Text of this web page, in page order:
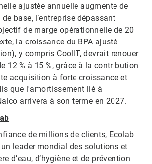
ajustée annuelle augmente de
base, l’entreprise dépassant
de marge opérationnelle de 20
la croissance du BPA ajusté
y compris CoolIT, devrait renouer
12 % à 15 %, grâce à la contribution
acquisition à forte croissance et
que l'amortissement lié à
arrivera à son terme en 2027.
de millions de clients, Ecolab
un leader mondial des solutions et
d’eau, d’hygiène et de prévention